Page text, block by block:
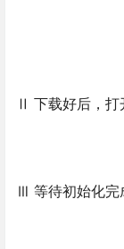
Ⅱ 下载好后，打
Ⅲ 等待初始化完